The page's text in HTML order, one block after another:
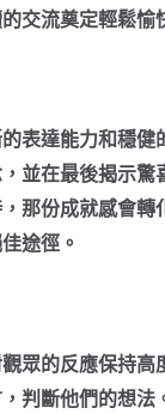
交流奠定輕鬆愉
表達能力和穩
並在最後揭示
那份成就感會
途徑。
眾的反應保持
判斷他們的想